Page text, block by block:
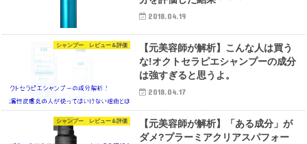
2018.04.19
シャンプー レビュー＆評価
【元美容師が解析】こんな人は買う
な!オクトセラピエシャンプーの成分
は強すぎると思うよ。
2018.04.17
シャンプー レビュー＆評価
【元美容師が解析】「ある成分」が
ダメ?プラーミアクリアスパフォー